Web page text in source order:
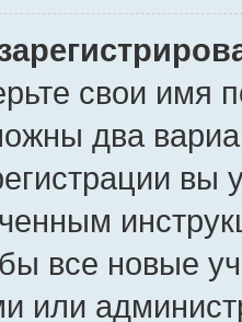
свои имя
два
вы
все новые
или